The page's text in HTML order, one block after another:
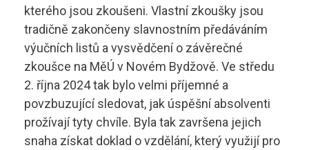
Diagnostik zemědělské techniky
Dopravní technik
Technolog výroby potravin
Projekt ECDL
Kontakty autoškoly
Skupina B
Skupina B+E
Microsoft 365
+420 495 490 328
sstrnb@sstrnb.cz
kterého jsou zkoušeni. Vlastní zkoušky jsou
tradičně zakončeny slavnostním předáváním
výučních listů a vysvědčení o závěrečné
zkoušce na MěÚ v Novém Bydžově. Ve středu
2. října 2024 tak bylo velmi příjemné a
povzbuzující sledovat, jak úspěšní absolventi
prožívají tyty chvíle. Byla tak završena jejich
snaha získat doklad o vzdělání, který využijí pro